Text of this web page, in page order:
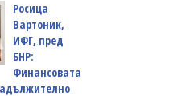
Росица
Вартоник,
ИФГ, пред
БНР:
Финансовата